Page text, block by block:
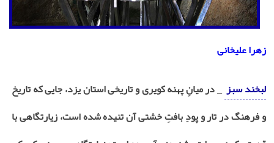
زهرا علیخانی
لبخند سبز_ در میانِ پهنه کویری و تاریخی استان یزد، جایی که تاریخ
و فرهنگ در تار و پودِ بافتِ خشتی آن تنیده شده است، زیارتگاهی با